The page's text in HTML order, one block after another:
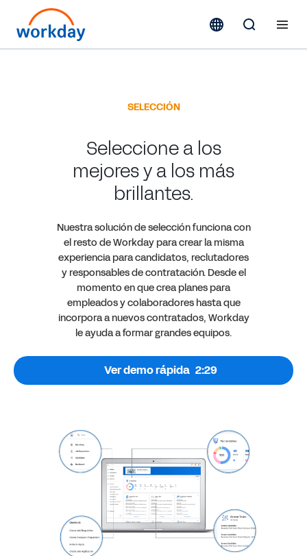
SELECCIÓN
Seleccione a los
mejores y a los más
brillantes.
Nuestra solución de selección funciona con
el resto de Workday para crear la misma
experiencia para candidatos, reclutadores
y responsables de contratación. Desde el
momento en que crea planes para
empleados y colaboradores hasta que
incorpora a nuevos contratados, Workday
le ayuda a formar grandes equipos.
Ver demo rápida 2:29